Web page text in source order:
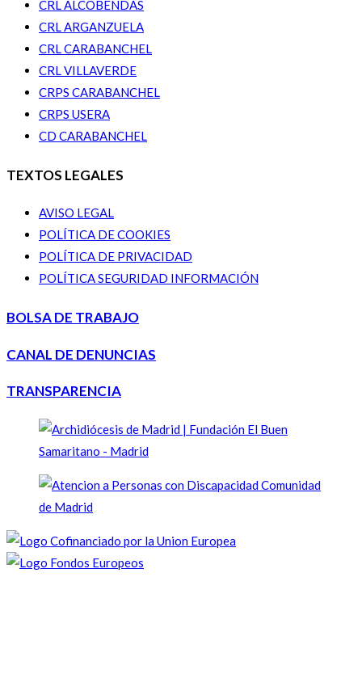
CRL ALCOBENDAS
CRL ARGANZUELA
CRL CARABANCHEL
CRL VILLAVERDE
CRPS CARABANCHEL
CRPS USERA
CD CARABANCHEL
TEXTOS LEGALES
AVISO LEGAL
POLÍTICA DE COOKIES
POLÍTICA DE PRIVACIDAD
POLÍTICA SEGURIDAD INFORMACIÓN
BOLSA DE TRABAJO
CANAL DE DENUNCIAS
TRANSPARENCIA